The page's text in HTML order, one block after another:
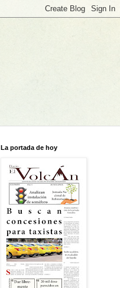
La portada de hoy